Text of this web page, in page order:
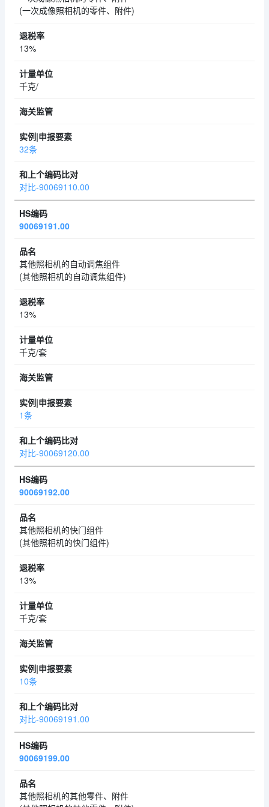
(一次成像照相机的零件、附件)
13%
千克/
32条
对比-90069110.00
90069191.00
其他照相机的自动调焦组件
(其他照相机的自动调焦组件)
13%
千克/套
1条
对比-90069120.00
90069192.00
其他照相机的快门组件
(其他照相机的快门组件)
13%
千克/套
10条
对比-90069191.00
90069199.00
其他照相机的其他零件、附件